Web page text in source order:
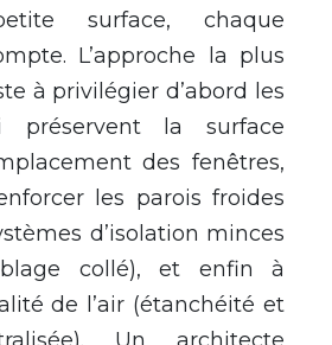
surface, chaque
L’approche la plus
à privilégier d’abord les
préservent la surface
des fenêtres,
les parois froides
d’isolation minces
collé), et enfin à
de l’air (étanchéité et